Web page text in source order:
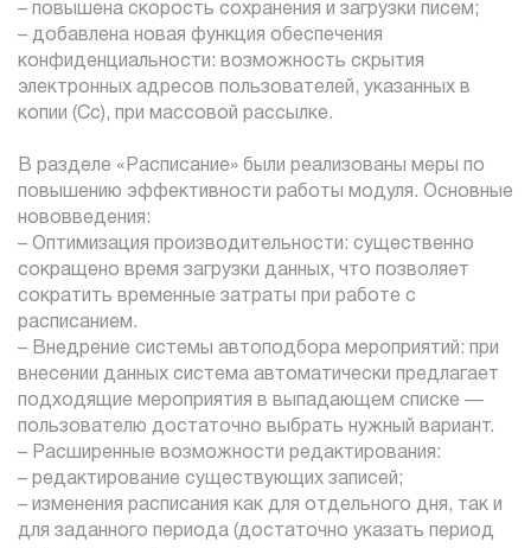
– повышена скорость сохранения и загрузки писем;
– добавлена новая функция обеспечения
конфиденциальности: возможность скрытия
электронных адресов пользователей, указанных в
копии (Cc), при массовой рассылке.
В разделе «Расписание» были реализованы меры по
повышению эффективности работы модуля. Основные
нововведения:
– Оптимизация производительности: существенно
сокращено время загрузки данных, что позволяет
сократить временные затраты при работе с
расписанием.
– Внедрение системы автоподбора мероприятий: при
внесении данных система автоматически предлагает
подходящие мероприятия в выпадающем списке —
пользователю достаточно выбрать нужный вариант.
– Расширенные возможности редактирования:
– редактирование существующих записей;
– изменения расписания как для отдельного дня, так и
для заданного периода (достаточно указать период